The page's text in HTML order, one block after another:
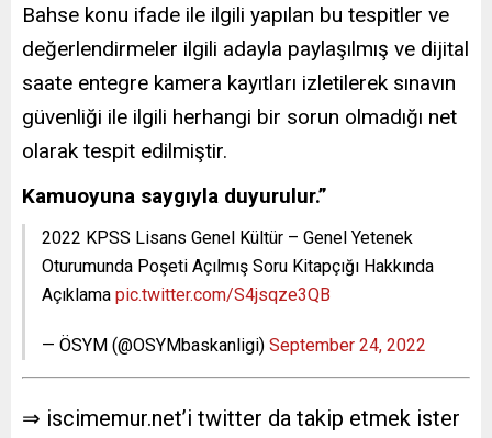
Bahse konu ifade ile ilgili yapılan bu tespitler ve
değerlendirmeler ilgili adayla paylaşılmış ve dijital
saate entegre kamera kayıtları izletilerek sınavın
güvenliği ile ilgili herhangi bir sorun olmadığı net
olarak tespit edilmiştir.
Kamuoyuna saygıyla duyurulur.”
2022 KPSS Lisans Genel Kültür – Genel Yetenek
Oturumunda Poşeti Açılmış Soru Kitapçığı Hakkında
Açıklama pic.twitter.com/S4jsqze3QB
— ÖSYM (@OSYMbaskanligi) September 24, 2022
⇒ iscimemur.net’i twitter da takip etmek ister